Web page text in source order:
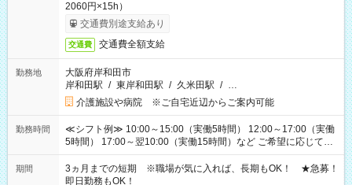
2060円×15h）
交通費別途支給あり
交通費 交通費全額支給
勤務地
大阪府岸和田市
岸和田駅 / 東岸和田駅 / 久米田駅 / …
介護施設や病院 ※ご自宅近辺からご案内可能
勤務時間
≪シフト例≫ 10:00～15:00（実働5時間） 12:00～17:00（実働
5時間） 17:00～翌10:00（実働15時間）など ご希望に応じて、
働く時間は調整できます！ お気軽に担当へ相談ください！
期間
3ヵ月までの短期 ※職場が気に入れば、長期もOK！ ★急募！
即日勤務もOK！